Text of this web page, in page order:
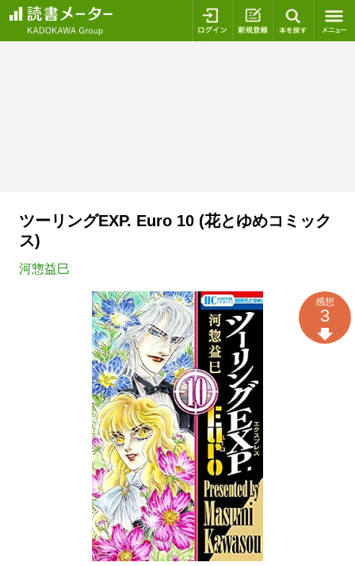
ログイン 新規登録
ツーリングEXP. Euro 10 (花とゆめコミック
ス)
河惣益巳
感想
3